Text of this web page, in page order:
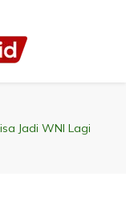
Jadi WNI Lagi